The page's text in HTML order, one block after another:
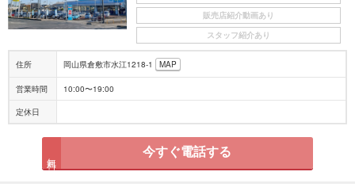
販売店紹介動画あり
スタッフ紹介あり
住所 岡山県倉敷市水江1218-1 MAP
営業時間 10:00〜19:00
定休日
今すぐ電話する